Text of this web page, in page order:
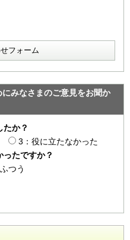
フォーム
みなさまのご意見をお聞か
たか？
3：役に立たなかった
たですか？
つう